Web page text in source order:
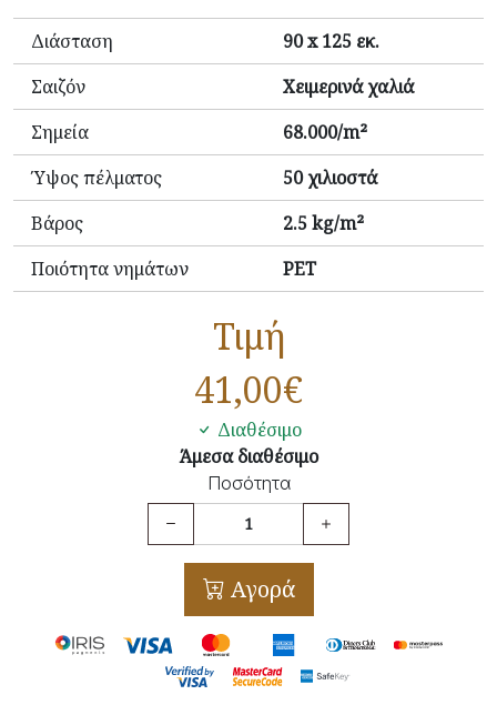
Διάσταση
90 x 125 εκ.
Σαιζόν
Χειμερινά χαλιά
Σημεία
68.000/m²
Ύψος πέλματος
50 χιλιοστά
Βάρος
2.5 kg/m²
Ποιότητα νημάτων
PET
Τιμή
41,00€
Διαθέσιμο
Άμεσα διαθέσιμο
Ποσότητα
Αγορά